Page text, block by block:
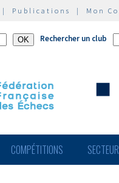
| Publications | Mon
Rechercher un club
COMPÉTITIONS